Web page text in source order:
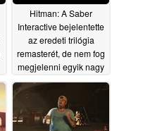
Hitman: A Saber
Interactive bejelentette
az eredeti trilógia
remasterét, de nem fog
megjelenni egyik nagy
platformon sem
06/07/2026